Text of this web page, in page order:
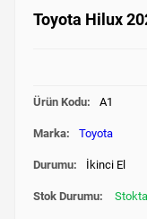
Toyota Hilux
Ürün Kodu: A1
Marka: Toyota
Durumu: İkinci El
Stok Durumu: